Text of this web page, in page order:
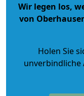
Wir legen los,
von
Holen Sie
unverbindliche